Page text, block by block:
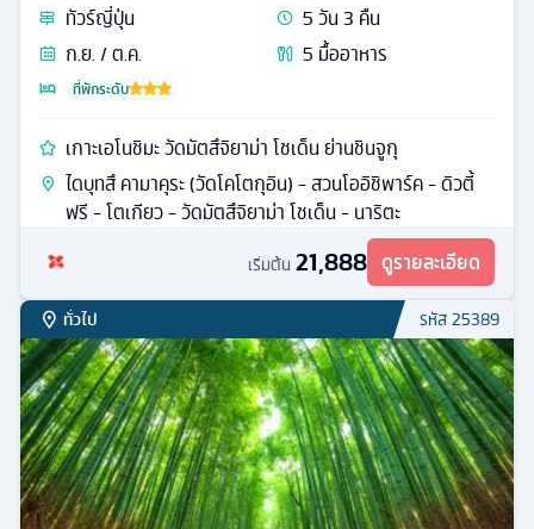
ทัวร์ญี่ปุ่น 5วัน3 คืน
ก.ย. / ต.ค.
5 มื้ออาหาร
ที่พักระดับ
เกาะเอโนชิมะ วัดมัตสึจิยาม่า โชเด็น ย่านชินจูกุ
ไดบุทสึ คามาคุระ (วัดโคโตกุอิน) - สวนโออิชิพาร์ค - ดิวตี้
ฟรี - โตเกียว - วัดมัตสึจิยาม่า โชเด็น - นาริตะ
เริ่มต้น 21,888 ดูรายละเอียด
ทั่วไป รหัส25389